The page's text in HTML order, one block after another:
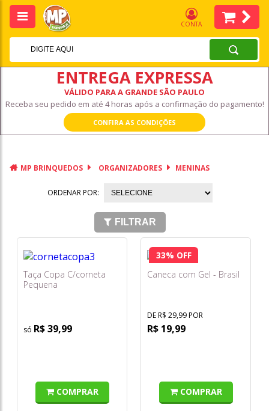
CONTA
ENTREGA EXPRESSA
VÁLIDO PARA A GRANDE SÃO PAULO
Receba seu pedido em até 4 horas após a confirmação do pagamento!
CONFIRA AS CONDIÇÕES
MP BRINQUEDOS ORGANIZADORES MENINAS
ORDENAR POR:
FILTRAR
Taça Copa C/corneta
Pequena
R$ 39,99
COMPRAR
33% OFF
Caneca com Gel - Brasil
DE R$ 29,99 POR
R$ 19,99
COMPRAR